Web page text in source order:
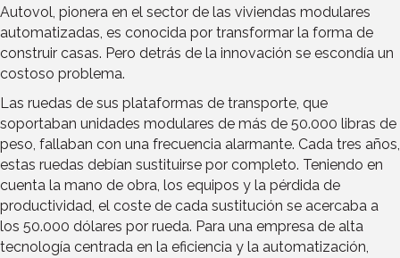
Autovol, pionera en el sector de las viviendas modulares
automatizadas, es conocida por transformar la forma de
construir casas. Pero detrás de la innovación se escondía un
costoso problema.
Las ruedas de sus plataformas de transporte, que
soportaban unidades modulares de más de 50.000 libras de
peso, fallaban con una frecuencia alarmante. Cada tres años,
estas ruedas debían sustituirse por completo. Teniendo en
cuenta la mano de obra, los equipos y la pérdida de
productividad, el coste de cada sustitución se acercaba a
los 50.000 dólares por rueda. Para una empresa de alta
tecnología centrada en la eficiencia y la automatización,